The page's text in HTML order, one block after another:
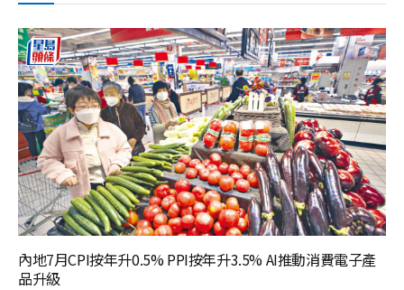
內地7月CPI按年升0.5% PPI按年升3.5% AI推動消費電子產
品升級